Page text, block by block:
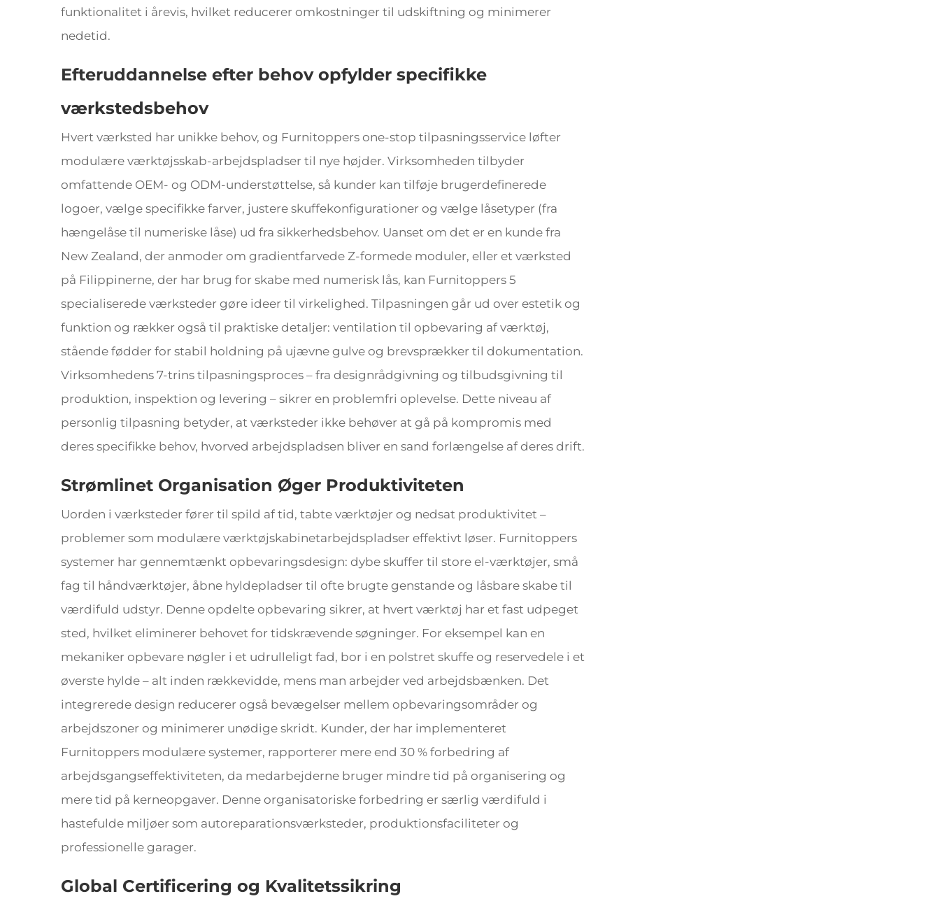
funktionalitet i årevis, hvilket reducerer omkostninger til udskiftning og minimerer
nedetid.
Efteruddannelse efter behov opfylder specifikke
værkstedsbehov
Hvert værksted har unikke behov, og Furnitoppers one-stop tilpasningsservice løfter
modulære værktøjsskab-arbejdspladser til nye højder. Virksomheden tilbyder
omfattende OEM- og ODM-understøttelse, så kunder kan tilføje brugerdefinerede
logoer, vælge specifikke farver, justere skuffekonfigurationer og vælge låsetyper (fra
hængelåse til numeriske låse) ud fra sikkerhedsbehov. Uanset om det er en kunde fra
New Zealand, der anmoder om gradientfarvede Z-formede moduler, eller et værksted
på Filippinerne, der har brug for skabe med numerisk lås, kan Furnitoppers 5
specialiserede værksteder gøre ideer til virkelighed. Tilpasningen går ud over estetik og
funktion og rækker også til praktiske detaljer: ventilation til opbevaring af værktøj,
stående fødder for stabil holdning på ujævne gulve og brevsprækker til dokumentation.
Virksomhedens 7-trins tilpasningsproces – fra designrådgivning og tilbudsgivning til
produktion, inspektion og levering – sikrer en problemfri oplevelse. Dette niveau af
personlig tilpasning betyder, at værksteder ikke behøver at gå på kompromis med
deres specifikke behov, hvorved arbejdspladsen bliver en sand forlængelse af deres drift.
Strømlinet Organisation Øger Produktiviteten
Uorden i værksteder fører til spild af tid, tabte værktøjer og nedsat produktivitet –
problemer som modulære værktøjskabinetarbejdspladser effektivt løser. Furnitoppers
systemer har gennemtænkt opbevaringsdesign: dybe skuffer til store el-værktøjer, små
fag til håndværktøjer, åbne hyldepladser til ofte brugte genstande og låsbare skabe til
værdifuld udstyr. Denne opdelte opbevaring sikrer, at hvert værktøj har et fast udpeget
sted, hvilket eliminerer behovet for tidskrævende søgninger. For eksempel kan en
mekaniker opbevare nøgler i et udrulleligt fad, bor i en polstret skuffe og reservedele i et
øverste hylde – alt inden rækkevidde, mens man arbejder ved arbejdsbænken. Det
integrerede design reducerer også bevægelser mellem opbevaringsområder og
arbejdszoner og minimerer unødige skridt. Kunder, der har implementeret
Furnitoppers modulære systemer, rapporterer mere end 30 % forbedring af
arbejdsgangseffektiviteten, da medarbejderne bruger mindre tid på organisering og
mere tid på kerneopgaver. Denne organisatoriske forbedring er særlig værdifuld i
hastefulde miljøer som autoreparationsværksteder, produktionsfaciliteter og
professionelle garager.
Global Certificering og Kvalitetssikring